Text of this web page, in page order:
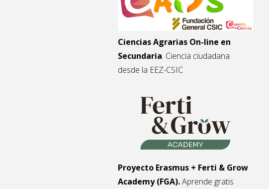
Ciencias Agrarias On-line en
Secundaria. Ciencia ciudadana
desde la EEZ-CSIC
Proyecto Erasmus + Ferti & Grow
Academy (FGA).Aprende gratis